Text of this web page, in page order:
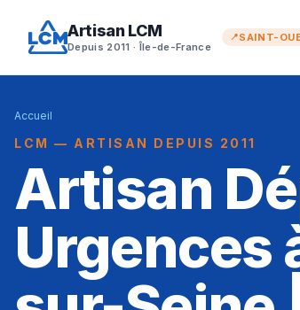
Artisan LCM
Depuis 2011 · Île-de-France
SAINT-
Accueil
LCM — ARTISAN DEPUIS 2011
Artisan
Urgences